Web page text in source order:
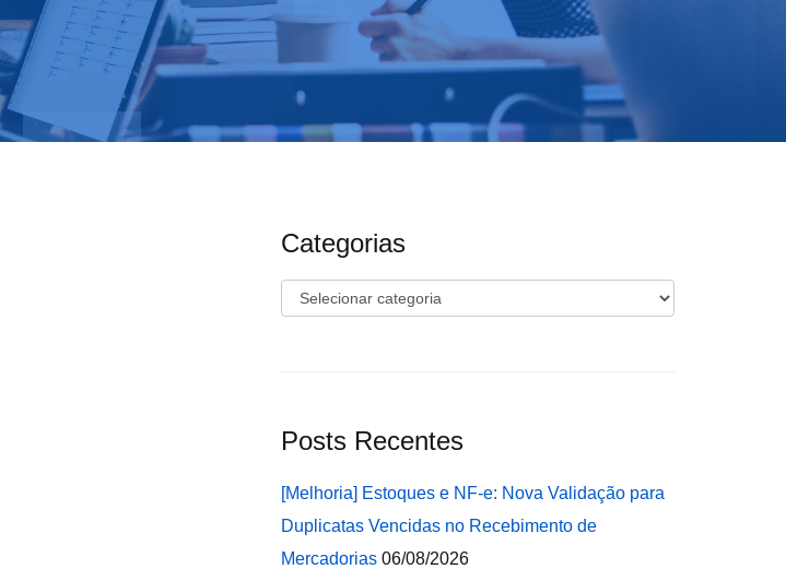
Categorias
Categorias
Posts Recentes
[Melhoria] Estoques e NF-e: Nova Validação para
Duplicatas Vencidas no Recebimento de
Mercadorias 06/08/2026